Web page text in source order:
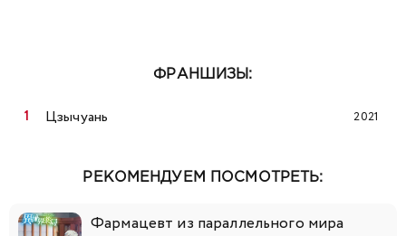
ФРАНШИЗЫ:
Цзычуань 2021
РЕКОМЕНДУЕМ ПОСМОТРЕТЬ:
Фармацевт из параллельного мира